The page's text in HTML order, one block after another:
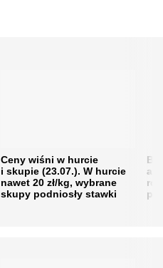
Ceny wiśni w hurcie
i skupie (23.07.). W hurcie
nawet 20 zł/kg, wybrane
skupy podniosły stawki